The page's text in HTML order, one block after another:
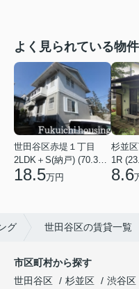
よく見られている物件
世田谷区赤堤１丁目
2LDK＋S(納戸) (70.38㎡)
18.5万円
杉並
1R
8.6
グ 世田谷区の賃貸一覧
市区町村から探す
世田谷区
杉並区 渋谷区